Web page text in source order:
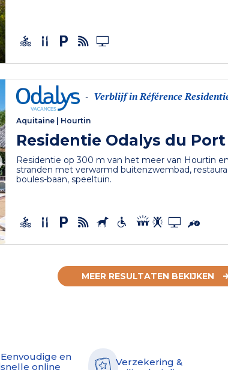
- Verblijf in Référence
Aquitaine Hourtin
Residentie Odalys du Port
Residentie op 300 m van het meer van Hourtin
stranden met verwarmd buitenzwembad,
boules-baan, speeltuin.
MEER RESULTATEN BEKIJKEN
Eenvoudige en
snelle online
Verzekering &